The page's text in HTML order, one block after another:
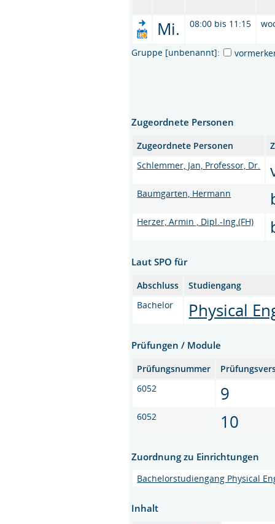
Mi. 08:00 bis 11:15
Gruppe [unbenannt]:
Zugeordnete Personen
Zugeordnete Personen
Schlemmer, Jan, Professor, Dr.
Baumgarten, Hermann
Herzer, Armin , Dipl.-Ing.(FH)
Laut SPO für
Abschluss
Studiengang
Bachelor
Physical
Prüfungen / Module
Prüfungsnummer
6052
9
6052 10
Zuordnung zu Einrichtungen
Bachelorstudiengang Physical
Inhalt